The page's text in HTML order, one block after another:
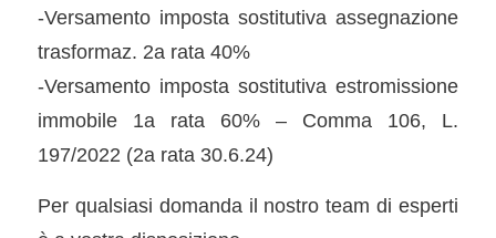
-Versamento imposta sostitutiva assegnazione
trasformaz. 2a rata 40%
-Versamento imposta sostitutiva estromissione
immobile 1a rata 60% – Comma 106, L.
197/2022 (2a rata 30.6.24)
Per qualsiasi domanda il nostro team di esperti